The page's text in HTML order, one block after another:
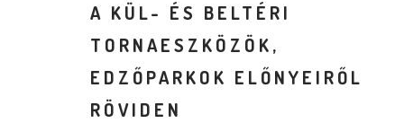
A KÜL- ÉS BELTÉRI
TORNAESZKÖZÖK,
EDZŐPARKOK ELŐNYEIRŐL
RÖVIDEN